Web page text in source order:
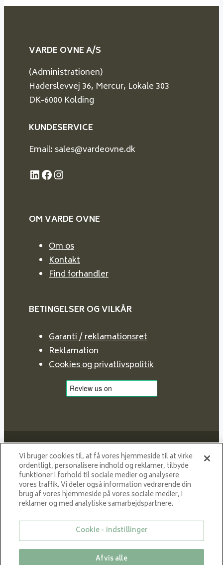
VARDE OVNE A/S
(Administrationen)
Haderslevvej 36, Mercur, Lokale 303
DK-6000 Kolding
KUNDESERVICE
Email: sales@vardeovne.dk
LinkedIn
Facebook
Instagram
OM VARDE OVNE
Om os
Kontakt
Find forhandler
BETINGELSER OG VILKÅR
Garanti / reklamationsret
Reklamation
Cookies og privatlivspolitik
Proud member of NIBE GROUP - a global organisation
that contributes
to a smaller carbon footprint and better utilization of
© All rights reserved VARDE 2024
Vi bruger cookies til, at få vores hjemmeside til at virke
ordentligt, personalisere indhold og reklamer, tilbyde
funktioner i forhold til sociale medier og analysere
vores traffik. Vi deler også information vedrørende din
brug af vores hjemmeside på vores sociale medier, i
reklamer og med analytiske samarbejdspartnere.
Cookie - indstillinger
Afvis alle